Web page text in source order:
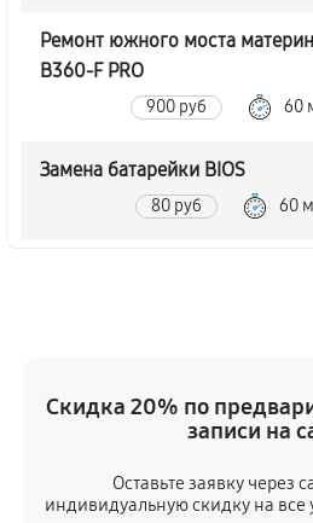
Ремонт южного моста
B360-F PRO
900 руб 60
Замена батарейки BIOS
80 руб 60
Скидка 20% по
записи на
Оставьте заявку через
индивидуальную скидку на все